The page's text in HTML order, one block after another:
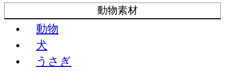
動物素材
動物
犬
うさぎ